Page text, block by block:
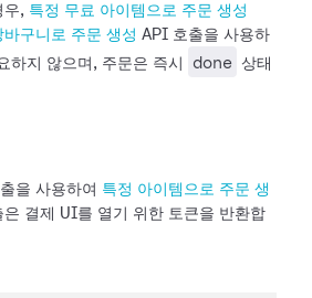
우, 특정 무료 아이템으로 주문 생성
바구니로 주문 생성 API 호출을 사용하
하지 않으며, 주문은 즉시
done 상태
을 사용하여 특정 아이템으로 주문 생
은 결제 UI를 열기 위한 토큰을 반환합